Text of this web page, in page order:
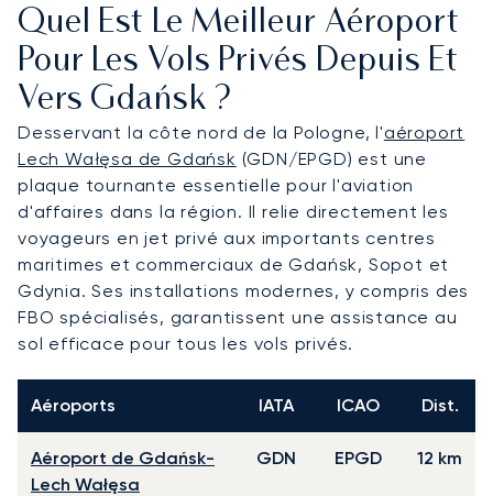
Quel Est Le Meilleur Aéroport
Pour Les Vols Privés Depuis Et
Vers Gdańsk ?
Desservant la côte nord de la Pologne, l'aéroport
Lech Wałęsa de Gdańsk (GDN/EPGD) est une
plaque tournante essentielle pour l'aviation
d'affaires dans la région. Il relie directement les
voyageurs en jet privé aux importants centres
maritimes et commerciaux de Gdańsk, Sopot et
Gdynia. Ses installations modernes, y compris des
FBO spécialisés, garantissent une assistance au
sol efficace pour tous les vols privés.
Aéroports IATA ICAO Dist.
Aéroport de Gdańsk-
Lech Wałęsa
GDN EPGD 12 km